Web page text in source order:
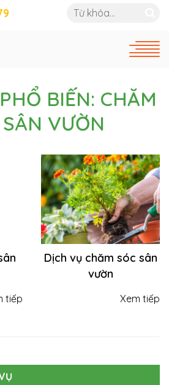
BIẾN: CHĂM
SÂN VƯỜN
tiếp
Dịch vụ chăm sóc sân
vườn
Xem tiếp